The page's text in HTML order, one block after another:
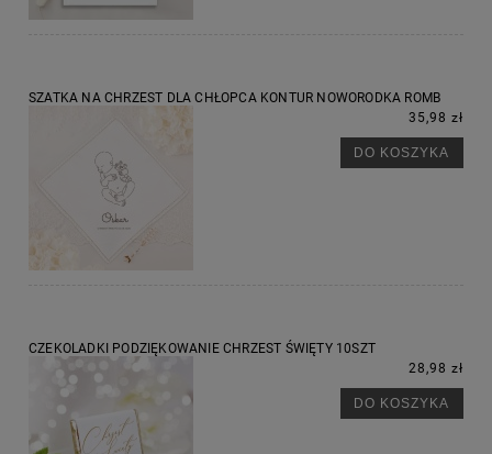
SZATKA NA CHRZEST DLA CHŁOPCA KONTUR NOWORODKA ROMB
35,98 zł
DO KOSZYKA
CZEKOLADKI PODZIĘKOWANIE CHRZEST ŚWIĘTY 10SZT
28,98 zł
DO KOSZYKA